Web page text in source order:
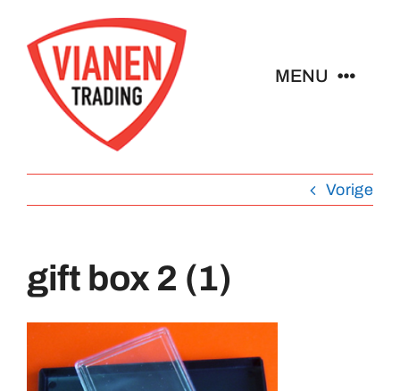
naar
inhoud
MENU
Buttons
Pins
Emblemen
Sleutelhangers
Vorige
gift box 2 (1)